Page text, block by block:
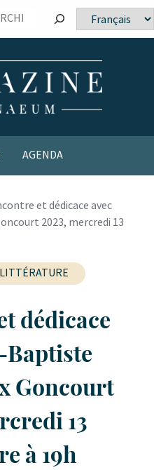
Choisir
une
AGENDA
et dédicace avec
2023, mercredi 13
LITTÉRATURE
dédicace
Baptiste
Goncourt
13
à 19h